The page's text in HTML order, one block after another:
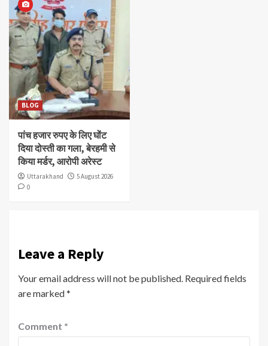
BLOG
पांच हजार रुपए के लिए घोंट
दिया दोस्ती का गला, बेरहमी से
किया मर्डर, आरोपी अरेस्ट
Uttarakhand
5 August 2026
0
Leave a Reply
Your email address will not be published. Required fields
are marked*
Comment *